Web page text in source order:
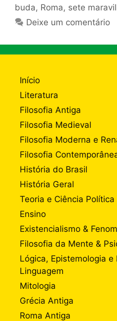
buda, Roma, sete
Deixe um comentário
Início
Literatura
Filosofia Antiga
Filosofia Medieval
Filosofia Moderna e
Filosofia
História do Brasil
História Geral
Teoria e Ciência Política
Ensino
Existencialismo &
Filosofia da Mente &
Lógica, Epistemologia e
Linguagem
Mitologia
Grécia Antiga
Roma Antiga